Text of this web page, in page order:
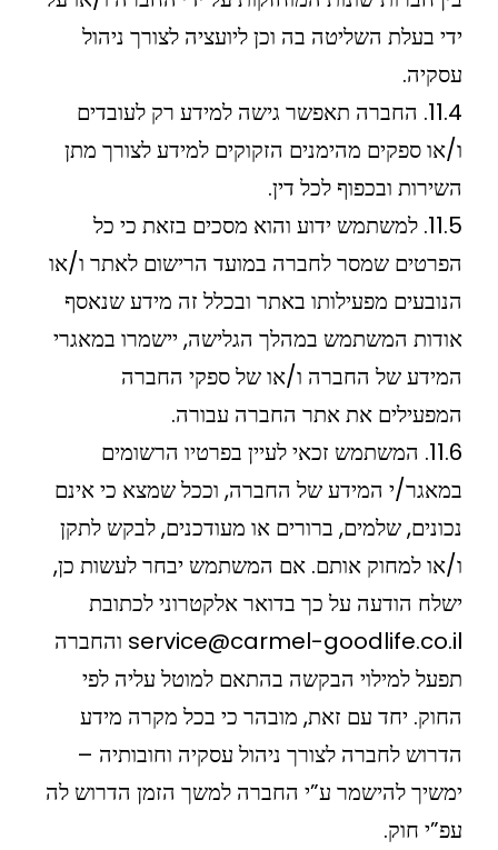
ידי בעלת השליטה בה וכן ליועציה לצורך ניהול
עסקיה.
11.4. החברה תאפשר גישה למידע רק לעובדים
ו/או ספקים מהימנים הזקוקים למידע לצורך מתן
השירות ובכפוף לכל דין.
11.5. למשתמש ידוע והוא מסכים בזאת כי כל
הפרטים שמסר לחברה במועד הרישום לאתר ו/או
הנובעים מפעילותו באתר ובכלל זה מידע שנאסף
אודות המשתמש במהלך הגלישה, יישמרו במאגרי
המידע של החברה ו/או של ספקי החברה
המפעילים את אתר החברה עבורה.
11.6. המשתמש זכאי לעיין בפרטיו הרשומים
במאגר/י המידע של החברה, וככל שמצא כי אינם
נכונים, שלמים, ברורים או מעודכנים, לבקש לתקן
ו/או למחוק אותם. אם המשתמש יבחר לעשות כן,
ישלח הודעה על כך בדואר אלקטרוני לכתובת
service@carmel-goodlife.co.il והחברה
תפעל למילוי הבקשה בהתאם למוטל עליה לפי
החוק. יחד עם זאת, מובהר כי בכל מקרה מידע
הדרוש לחברה לצורך ניהול עסקיה וחובותיה –
ימשיך להישמר ע”י החברה למשך הזמן הדרוש לה
עפ”י חוק.